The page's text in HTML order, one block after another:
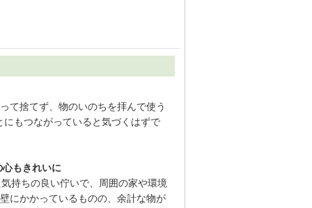
て捨てず、物のいのちを拝んで使う
もつながっていると気づくはずで
もきれいに
持ちの良い佇いで、周囲の家や環境
にかかっているものの、余計な物が